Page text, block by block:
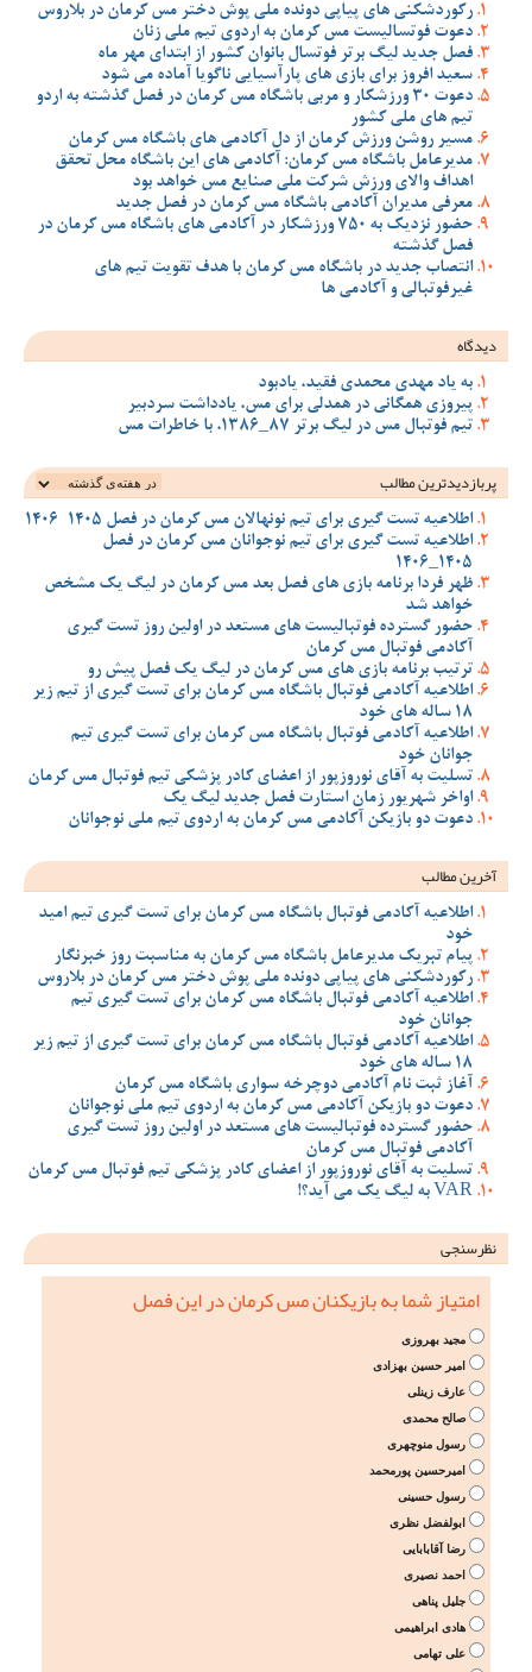
رکوردشکنی های پیاپی دونده ملی پوش دختر مس کرمان در بلاروس
دعوت فوتسالیست مس کرمان به اردوی تیم ملی زنان
فصل جدید لیگ برتر فوتسال بانوان کشور از ابتدای مهر ماه
سعید افروز برای بازی های پارآسیایی ناگویا آماده می شود
دعوت 30 ورزشکار و مربی باشگاه مس کرمان در فصل گذشته به اردو
تیم های ملی کشور
مسیر روشن ورزش کرمان از دل آکادمی های باشگاه مس کرمان
مدیرعامل باشگاه مس کرمان: آکادمی های این باشگاه محل تحقق
اهداف والای ورزش شرکت ملی صنایع مس خواهد بود
معرفی مدیران آکادمی باشگاه مس کرمان در فصل جدید
حضور نزدیک به 750 ورزشکار در آکادمی های باشگاه مس کرمان در
فصل گذشته
انتصاب جدید در باشگاه مس کرمان با هدف تقویت تیم‌ های
غیرفوتبالی و آکادمی‌ ها
دیدگاه
به یاد مهدی محمدی فقید، یادبود
پیروزی همگانی در همدلی برای مس، یادداشت سردبیر
تیم فوتبال مس در لیگ برتر 87_1386، با خاطرات مس
پربازدیدترین‌ مطالب
اطلاعیه تست گیری برای تیم نونهالان مس کرمان در فصل 1405-1406
اطلاعیه تست گیری برای تیم نوجوانان مس کرمان در فصل
1405_1406
ظهر فردا برنامه بازی های فصل بعد مس کرمان در لیگ یک مشخص
خواهد شد
حضور گسترده فوتبالیست های مستعد در اولین روز تست گیری
آکادمی فوتبال مس کرمان
ترتیب برنامه بازی های مس کرمان در لیگ یک فصل پیش رو
اطلاعیه آکادمی فوتبال باشگاه مس کرمان برای تست گیری از تیم زیر
18 ساله های خود
اطلاعیه آکادمی فوتبال باشگاه مس کرمان برای تست گیری تیم
جوانان خود
تسلیت به آقای نوروزپور از اعضای کادر پزشکی تیم فوتبال مس کرمان
اواخر شهریور زمان استارت فصل جدید لیگ یک
دعوت دو بازیکن آکادمی مس کرمان به اردوی تیم ملی نوجوانان
آخرین مطالب
اطلاعیه آکادمی فوتبال باشگاه مس کرمان برای تست گیری تیم امید
خود
پیام تبریک مدیرعامل باشگاه مس کرمان به مناسبت روز خبرنگار
رکوردشکنی های پیاپی دونده ملی پوش دختر مس کرمان در بلاروس
اطلاعیه آکادمی فوتبال باشگاه مس کرمان برای تست گیری تیم
جوانان خود
اطلاعیه آکادمی فوتبال باشگاه مس کرمان برای تست گیری از تیم زیر
18 ساله های خود
آغاز ثبت نام آکادمی دوچرخه سواری باشگاه مس کرمان
دعوت دو بازیکن آکادمی مس کرمان به اردوی تیم ملی نوجوانان
حضور گسترده فوتبالیست های مستعد در اولین روز تست گیری
آکادمی فوتبال مس کرمان
تسلیت به آقای نوروزپور از اعضای کادر پزشکی تیم فوتبال مس کرمان
VAR به لیگ یک می آید؟!
نظرسنجی
امتیاز شما به بازیکنان مس کرمان در این فصل
مجید بهروزی
امیر حسین بهزادی
عارف زینلی
صالح محمدی
رسول منوچهری
امیرحسین پورمحمد
رسول حسینی
ابولفضل نظری
رضا آقابابایی
احمد نصیری
جلیل پناهی
هادی ابراهیمی
علی تهامی